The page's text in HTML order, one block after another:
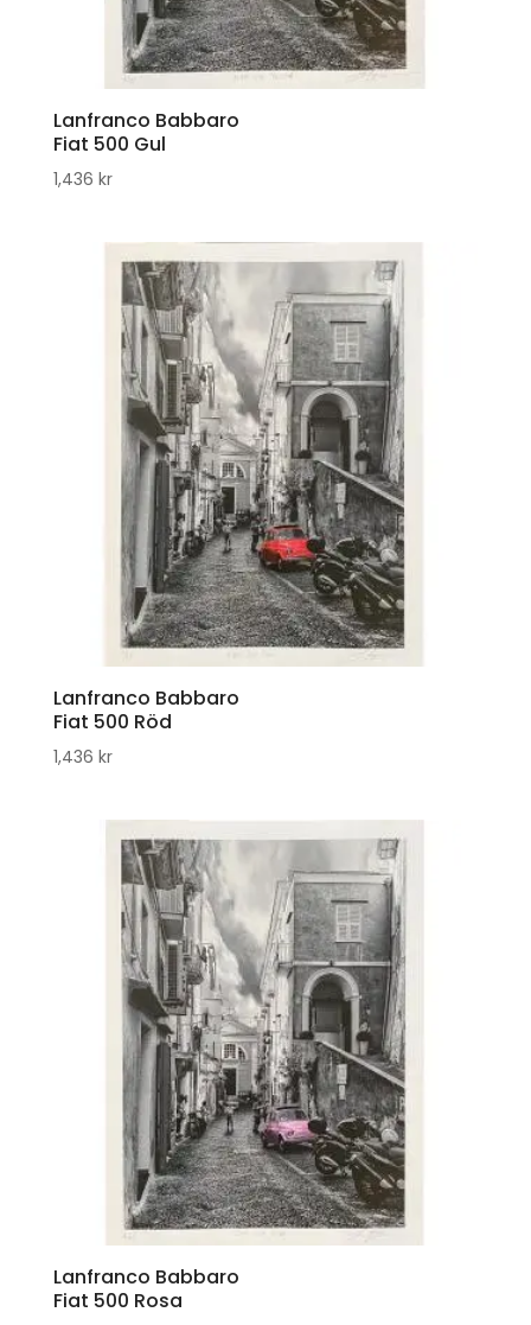
Lanfranco Babbaro
Fiat 500 Gul
1,436 kr
Lanfranco Babbaro
Fiat 500 Röd
1,436 kr
Lanfranco Babbaro
Fiat 500 Rosa